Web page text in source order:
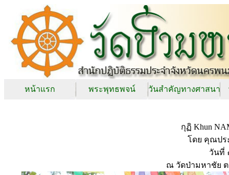
หน้าแรก พระพุทธพจน์ วันสำคัญทางศาสนา
กุฏิ Khun
โดย คุณปร
วันที่
ณ วัดป่ามหาชัย